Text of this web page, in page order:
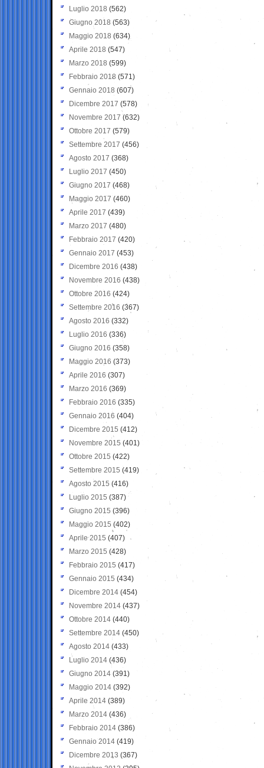
Luglio 2018 (562)
Giugno 2018 (563)
Maggio 2018 (634)
Aprile 2018 (547)
Marzo 2018 (599)
Febbraio 2018 (571)
Gennaio 2018 (607)
Dicembre 2017 (578)
Novembre 2017 (632)
Ottobre 2017 (579)
Settembre 2017 (456)
Agosto 2017 (368)
Luglio 2017 (450)
Giugno 2017 (468)
Maggio 2017 (460)
Aprile 2017 (439)
Marzo 2017 (480)
Febbraio 2017 (420)
Gennaio 2017 (453)
Dicembre 2016 (438)
Novembre 2016 (438)
Ottobre 2016 (424)
Settembre 2016 (367)
Agosto 2016 (332)
Luglio 2016 (336)
Giugno 2016 (358)
Maggio 2016 (373)
Aprile 2016 (307)
Marzo 2016 (369)
Febbraio 2016 (335)
Gennaio 2016 (404)
Dicembre 2015 (412)
Novembre 2015 (401)
Ottobre 2015 (422)
Settembre 2015 (419)
Agosto 2015 (416)
Luglio 2015 (387)
Giugno 2015 (396)
Maggio 2015 (402)
Aprile 2015 (407)
Marzo 2015 (428)
Febbraio 2015 (417)
Gennaio 2015 (434)
Dicembre 2014 (454)
Novembre 2014 (437)
Ottobre 2014 (440)
Settembre 2014 (450)
Agosto 2014 (433)
Luglio 2014 (436)
Giugno 2014 (391)
Maggio 2014 (392)
Aprile 2014 (389)
Marzo 2014 (436)
Febbraio 2014 (386)
Gennaio 2014 (419)
Dicembre 2013 (367)